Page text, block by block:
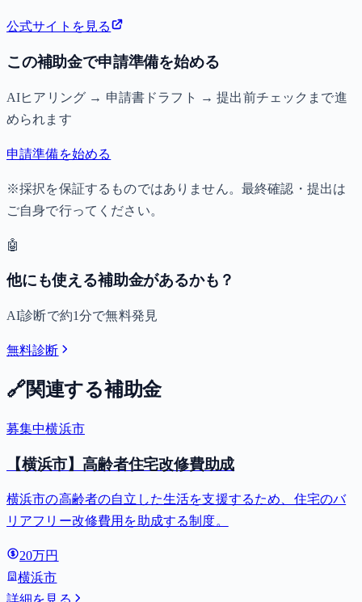
公式サイトを見る
この補助金で申請準備を始める
AIヒアリング → 申請書ドラフト → 提出前チェックまで進
められます
申請準備を始める
※採択を保証するものではありません。最終確認・提出は
ご自身で行ってください。
🤖
他にも使える補助金があるかも？
AI診断で約1分で無料発見
無料診断
🔗関連する補助金
募集中横浜市
【横浜市】高齢者住宅改修費助成
横浜市の高齢者の自立した生活を支援するため、住宅のバ
リアフリー改修費用を助成する制度。
20万円
横浜市